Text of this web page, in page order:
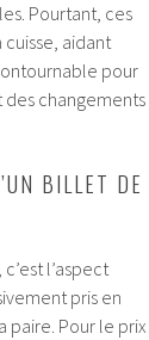
Pourtant, ces
aidant
pour
changements
BILLET DE
l’aspect
pris en
paire. Pour le prix